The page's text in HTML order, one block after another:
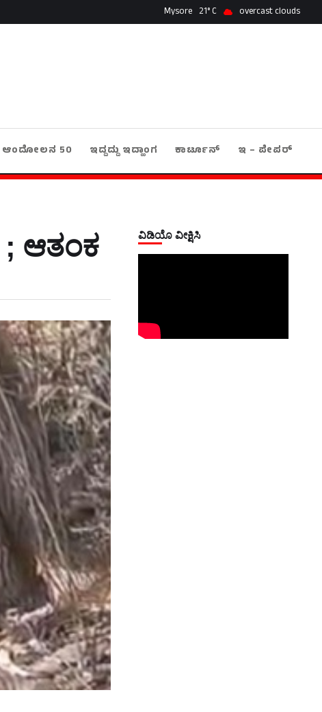
Mysore 21 overcast clouds
ಆಂದೋಲನ 50 ಇದ್ದದ್ದು ಇದ್ಹಾಂಗ ಕಾರ್ಟೂನ್ ಇ – ಪೇಪರ್
; ಆತಂಕ ವಿಡಿಯೊ ವೀಕ್ಷಿಸಿ